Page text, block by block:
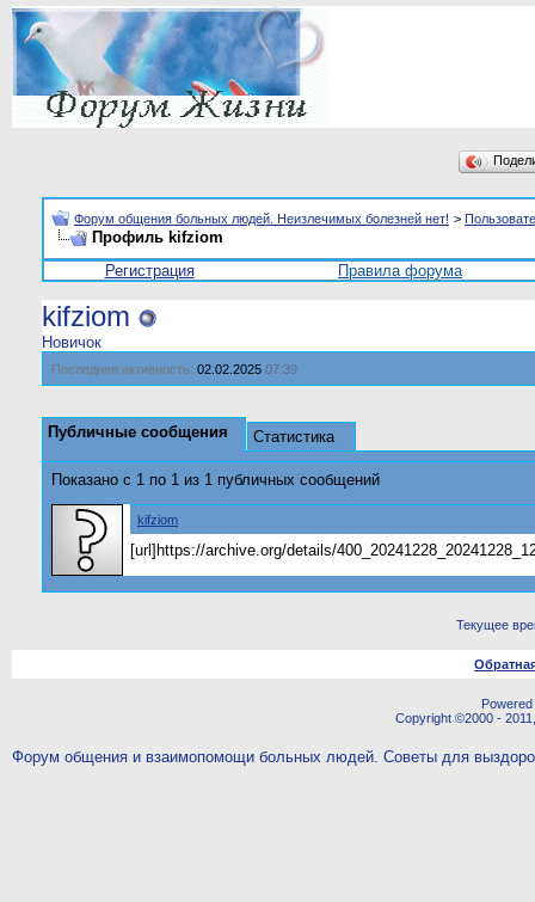
Форум общения больных людей. Неизлечимых болезней нет! >
Профиль kifziom
Регистрация
Правила форума
kifziom
Новичок
Последняя активность: 02.02.2025 07:39
Публичные сообщения Статистика
Показано с 1 по 1 из 1 публичных сообщений
kifziom
[url]https://archive.org/details/
Текущее
Copyright ©2000 -
Форум общения и взаимопомощи больных людей. Советы для